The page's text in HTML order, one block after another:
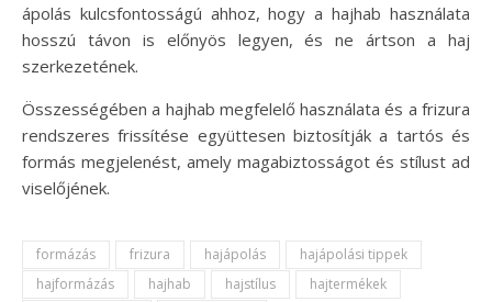
ápolás kulcsfontosságú ahhoz, hogy a hajhab használata
hosszú távon is előnyös legyen, és ne ártson a haj
szerkezetének.
Összességében a hajhab megfelelő használata és a frizura
rendszeres frissítése együttesen biztosítják a tartós és
formás megjelenést, amely magabiztosságot és stílust ad
viselőjének.
formázás frizura hajápolás
hajápolási tippek
hajformázás
hajhab hajstílus
hajtermékek